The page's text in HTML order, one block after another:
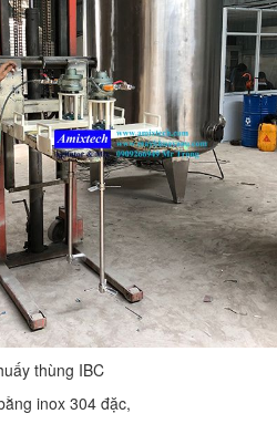
thùng IBC
inox 304 đặc,